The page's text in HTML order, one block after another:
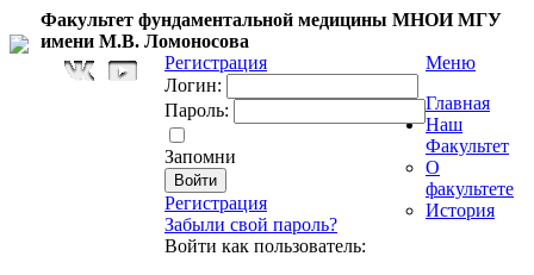
Факультет фундаментальной медицины МНОИ МГУ
имени М.В. Ломоносова
Регистрация
Логин:
Пароль:
Запомни
Регистрация
Забыли свой пароль?
Войти как пользователь:
Меню
Главная
Наш
Факультет
О
факультете
История